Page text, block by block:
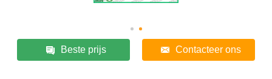
Beste prijs Contacteer ons